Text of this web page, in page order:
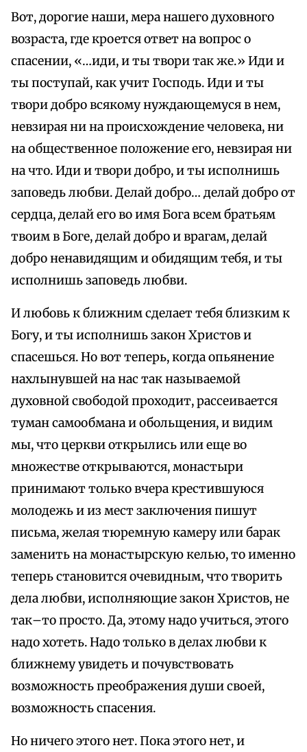
Вот, дорогие наши, мера нашего духовного
возраста, где кроется ответ на вопрос о
спасении, «…иди, и ты твори так же.» Иди и
ты поступай, как учит Господь. Иди и ты
твори добро всякому нуждающемуся в нем,
невзирая ни на происхождение человека, ни
на общественное положение его, невзирая ни
на что. Иди и твори добро, и ты исполнишь
заповедь любви. Делай добро… делай добро от
сердца, делай его во имя Бога всем братьям
твоим в Боге, делай добро и врагам, делай
добро ненавидящим и обидящим тебя, и ты
исполнишь заповедь любви.
И любовь к ближним сделает тебя близким к
Богу, и ты исполнишь закон Христов и
спасешься. Но вот теперь, когда опьянение
нахлынувшей на нас так называемой
духовной свободой проходит, рассеивается
туман самообмана и обольщения, и видим
мы, что церкви открылись или еще во
множестве открываются, монастыри
принимают только вчера крестившуюся
молодежь и из мест заключения пишут
письма, желая тюремную камеру или барак
заменить на монастырскую келью, то именно
теперь становится очевидным, что творить
дела любви, исполняющие закон Христов, не
так–то просто. Да, этому надо учиться, этого
надо хотеть. Надо только в делах любви к
ближнему увидеть и почувствовать
возможность преображения души своей,
возможность спасения.
Но ничего этого нет. Пока этого нет, и